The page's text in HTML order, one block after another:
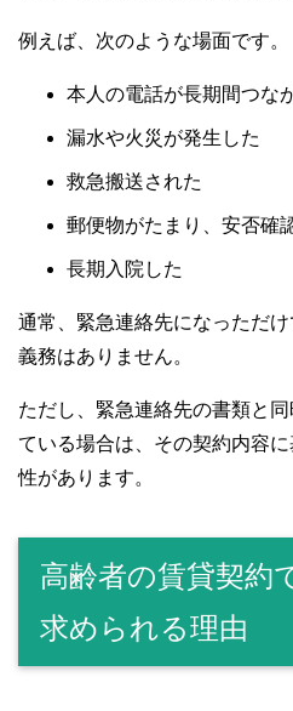
例えば、次のような場面です。
本人の電話が長期間つな
漏水や火災が発生した
救急搬送された
郵便物がたまり、安否確
長期入院した
通常、緊急連絡先になっただ
義務はありません。
ただし、緊急連絡先の書類と
ている場合は、その契約内容
性があります。
高齢者の賃貸契約
求められる理由